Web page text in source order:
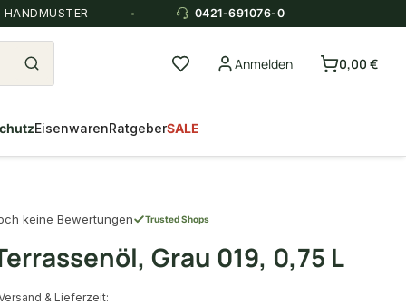
0421-691076-0
Anmelden 0,00 €
EisenwarenRatgeberSALE
keine Bewertungen Trusted Shops
Grau 019, 0,75 L
& Lieferzeit: